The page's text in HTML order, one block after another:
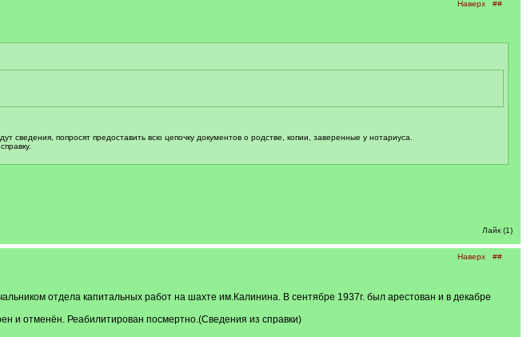
Наверх ##
попросят предоставить всю цепочку документов о родстве, копии, заверенные у нотариуса.
Лайк (1)
Наверх ##
отдела капитальных работ на шахте им.Калинина. В сентябре 1937г. был арестован и в декабре
и отменён. Реабилитирован посмертно.(Сведения из справки)